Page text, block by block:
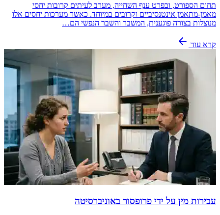
תחום הספורט, ובפרט ענף השחייה, מערב לעיתים קרובות יחסי
מאמן-מתאמן אינטנסיביים וקרובים במיוחד. כאשר מערכות יחסים אלו
מנוצלות בצורה פוגענית, המשבר והשבר הנפשי הם…
קרא עוד
עבירות מין על ידי פרופסור באוניברסיטה